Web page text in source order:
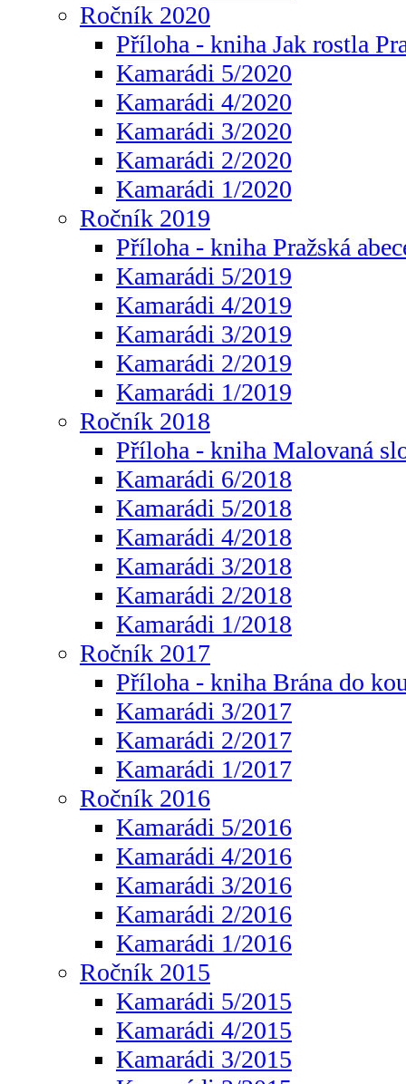
Ročník 2020
Příloha - kniha Jak rostla
Kamarádi 5/2020
Kamarádi 4/2020
Kamarádi 3/2020
Kamarádi 2/2020
Kamarádi 1/2020
Ročník 2019
Příloha - kniha Pražská
Kamarádi 5/2019
Kamarádi 4/2019
Kamarádi 3/2019
Kamarádi 2/2019
Kamarádi 1/2019
Ročník 2018
Příloha - kniha Malovaná
Kamarádi 6/2018
Kamarádi 5/2018
Kamarádi 4/2018
Kamarádi 3/2018
Kamarádi 2/2018
Kamarádi 1/2018
Ročník 2017
Příloha - kniha Brána do
Kamarádi 3/2017
Kamarádi 2/2017
Kamarádi 1/2017
Ročník 2016
Kamarádi 5/2016
Kamarádi 4/2016
Kamarádi 3/2016
Kamarádi 2/2016
Kamarádi 1/2016
Ročník 2015
Kamarádi 5/2015
Kamarádi 4/2015
Kamarádi 3/2015